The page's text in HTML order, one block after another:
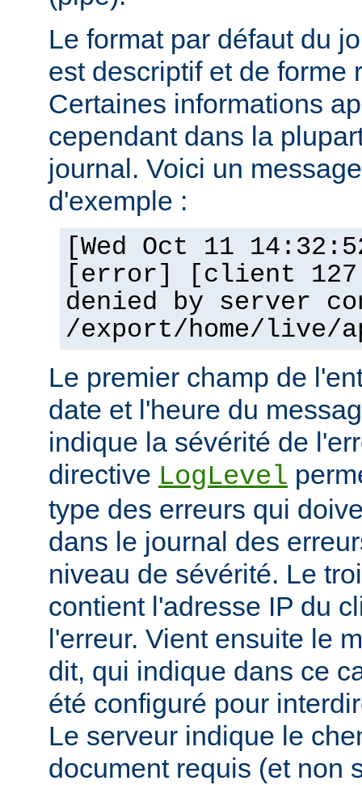
Le format par défaut du
est descriptif et de forme
Certaines informations
cependant dans la
journal. Voici un
d'exemple :
[Wed Oct 11
[error] [client
denied by server
/export/home/live/
Le premier champ de
date et l'heure du
indique la sévérité de
directive LogLevel
type des erreurs qui
dans le journal des
niveau de sévérité. Le
contient l'adresse IP du
l'erreur. Vient ensuite le
dit, qui indique dans ce
été configuré pour
Le serveur indique le
document requis (et non